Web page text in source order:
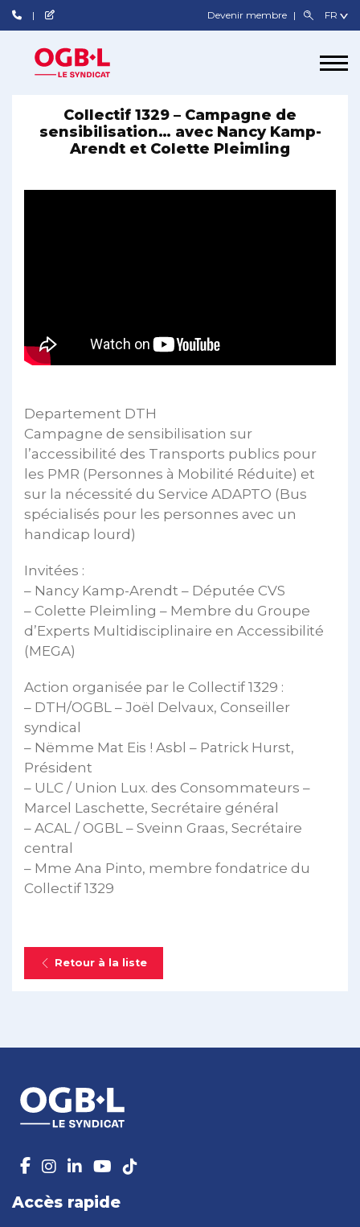
Devenir membre
Collectif 1329 – Campagne de
sensibilisation… avec Nancy Kamp-
Arendt et Colette Pleimling
Departement DTH
Campagne de sensibilisation sur
l’accessibilité des Transports publics pour
les PMR (Personnes à Mobilité Réduite) et
sur la nécessité du Service ADAPTO (Bus
spécialisés pour les personnes avec un
handicap lourd)
Invitées :
– Nancy Kamp-Arendt – Députée CVS
– Colette Pleimling – Membre du Groupe
d’Experts Multidisciplinaire en Accessibilité
(MEGA)
Action organisée par le Collectif 1329 :
– DTH/OGBL – Joël Delvaux, Conseiller
syndical
– Nëmme Mat Eis ! Asbl – Patrick Hurst,
Président
– ULC / Union Lux. des Consommateurs –
Marcel Laschette, Secrétaire général
– ACAL / OGBL – Sveinn Graas, Secrétaire
central
– Mme Ana Pinto, membre fondatrice du
Collectif 1329
Retour à la liste
Accès rapide